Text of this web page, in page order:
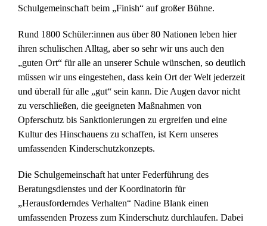
Schulgemeinschaft beim „Finish“ auf großer Bühne.
Rund 1800 Schüler:innen aus über 80 Nationen leben hier
ihren schulischen Alltag, aber so sehr wir uns auch den
„guten Ort“ für alle an unserer Schule wünschen, so deutlich
müssen wir uns eingestehen, dass kein Ort der Welt jederzeit
und überall für alle „gut“ sein kann. Die Augen davor nicht
zu verschließen, die geeigneten Maßnahmen von
Opferschutz bis Sanktionierungen zu ergreifen und eine
Kultur des Hinschauens zu schaffen, ist Kern unseres
umfassenden Kinderschutzkonzepts.
Die Schulgemeinschaft hat unter Federführung des
Beratungsdienstes und der Koordinatorin für
„Herausforderndes Verhalten“ Nadine Blank einen
umfassenden Prozess zum Kinderschutz durchlaufen. Dabei